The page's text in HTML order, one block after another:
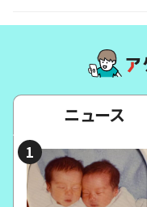
ニュース